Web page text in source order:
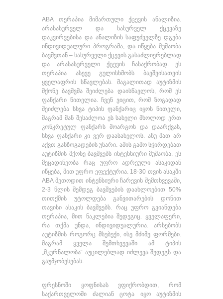
ABA თერაპია მიმართული ქცევის ანალიზია.
არასასურველ და სასურველ ქცევაზე
დაკვირვებისა და ანალიზის საფუძველზე დგება
ინდივიდუალური პროგრამა, და იწყება მუშაობა
ბავშვთან – სასურველი ქცევის გასაძლიერებლად
და არასასურველი ქცევის ჩასაქრობად. ეს
თერაპია ასევე გულისხმობს ბავშვისათვის
ყველაფრის სწავლებას. მაგალითად აუტიზმის
მქონე ბავშვმა შეიძლება დაისწავლოს, რომ ეს
ფანქარი წითელია. ჩვენ ვიცით, რომ ზოგადად
შეიძლება სხვა ტიპის ფანქარიც იყოს წითელი,
მაგრამ მან შესაძლოა ეს სახელი მხოლოდ ერთ
კონკრეტულ ფანქარს მოარგოს და დაარქვას,
სხვა ფანქარი კი ვერ დაასახელოს. ანუ მათ არ
აქვთ განზოგადების უნარი. ამის გამო სჭირდებათ
აუტიზმის მქონე ბავშვებს ინტენსიური მუშაობა. ეს
მეცადინეობა რაც უფრო ადრეული ასაკიდან
იწყება, მით უფრო ეფექტურია. 18-30 თვის ასაკში
ABA მეთოდით ინტენსიური ჩარევის შემთხვევაში,
2-3 წლის შემდეგ ბავშვების დაახლოებით 50%
თითქმის უტოლდება განვითარების დონით
თავისი ასაკის ბავშვებს. რაც უფრო გვიანდება
თერაპია, მით ნაკლებია შედეგიც. ყველაფერი,
რა თქმა უნდა, ინდივიდუალურია. არსებობს
აუტიზმის როგორც მსუბუქი, ისე მძიმე ფორმები.
მაგრამ ყველა შემთხვევაში ამ ტიპის
„მკურნალობა“ აუცილებლად იძლევა შედეგს და
გაუმჯობესებას.
ფრესნოში ყოფნისას ვფიქრობდით, რომ
საქართველოში ძალიან ცოტა იყო აუტიზმის